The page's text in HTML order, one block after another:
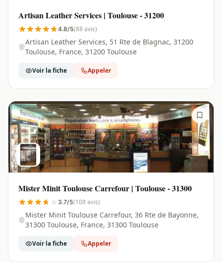
Artisan Leather Services | Toulouse - 31200
4.8/5(88 avis)
Artisan Leather Services, 51 Rte de Blagnac, 31200
Toulouse, France, 31200 Toulouse
Voir la fiche Appeler
Mister Minit Toulouse Carrefour | Toulouse - 31300
3.7/5(108 avis)
Mister Minit Toulouse Carrefour, 36 Rte de Bayonne,
31300 Toulouse, France, 31300 Toulouse
Voir la fiche Appeler